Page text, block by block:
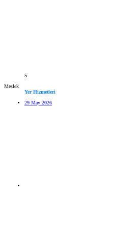
5
Meslek
Yer Hizmetleri
29 May 2026